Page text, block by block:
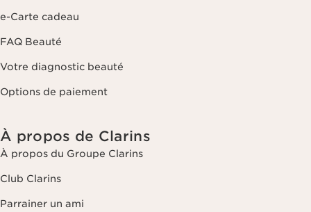
e-Carte cadeau
FAQ Beauté
Votre diagnostic beauté
Options de paiement
À propos de Clarins
À propos du Groupe Clarins
Club Clarins
Parrainer un ami